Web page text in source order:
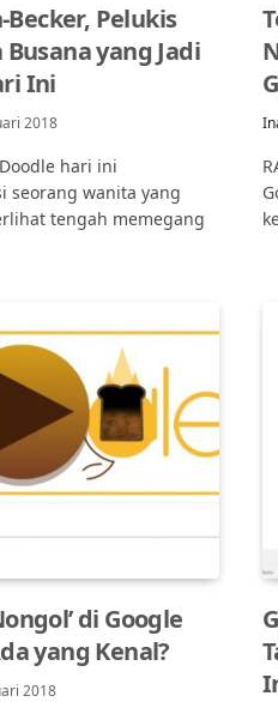
Pelukis
yang Jadi
Ini
2018
Doodle hari ini
seorang wanita yang
tengah memegang
di Google
yang Kenal?
2018